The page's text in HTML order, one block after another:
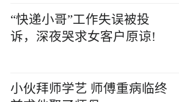
“快递小哥”工作失误被投
诉，深夜哭求女客户原谅!
小伙拜师学艺 师傅重病临终